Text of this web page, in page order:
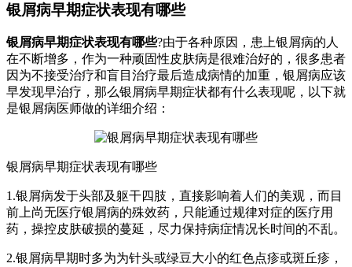
银屑病早期症状表现有哪些
银屑病早期症状表现有哪些?由于各种原因，患上银屑病的人
在不断增多，作为一种顽固性皮肤病是很难治好的，很多患者
因为不接受治疗和盲目治疗最后造成病情的加重，银屑病应该
早发现早治疗，那么银屑病早期症状都有什么表现呢，以下就
是银屑病医师做的详细介绍：
银屑病早期症状表现有哪些
1.银屑病发于头部及躯干四肢，直接影响着人们的美观，而目
前上尚无医疗银屑病的殊效药，只能通过规律对症的医疗用
药，操控皮肤破损的蔓延，尽力保持病症情况长时间的不乱。
2.银屑病早期时多为为针头或绿豆大小的红色点疹或斑丘疹，